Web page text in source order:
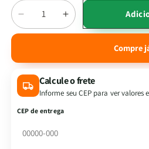
Quantidade
Diminuir
a
Kit
5
Devocionais
Minutos
Aumentar
a
quantidade
Kit
5
Devocionais
Compre
Calcule o frete
Informe seu CEP para ver valores
CEP de entrega